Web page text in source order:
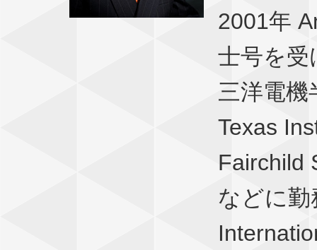
2001年
士号を受
三洋電機
Texas
Fairchild
などに勤